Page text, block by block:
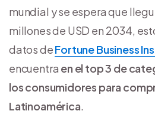
mundial y se espera que
millones de USD en 2034,
datos deFortune Business
encuentra en el top 3 de
los consumidores para
Latinoamérica.